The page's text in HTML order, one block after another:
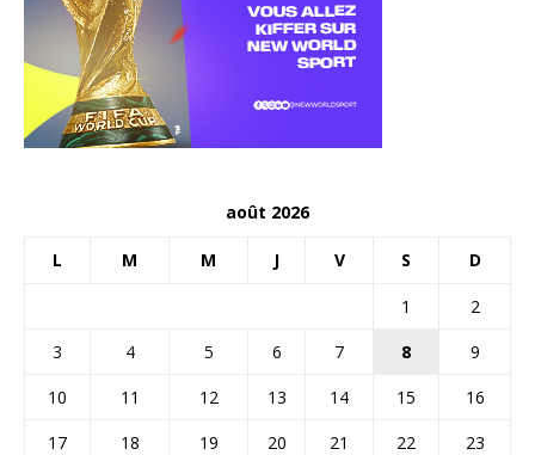
août 2026
L M M J V S D
1
2
3
4 5 6 7 8
9
10
11 12 13 14 15
16
17
18 19 20 21 22
23